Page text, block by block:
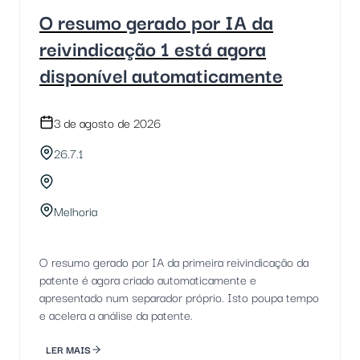
O resumo gerado por IA da
reivindicação 1 está agora
disponível automaticamente
3 de agosto de 2026
26.7.1
Melhoria
O resumo gerado por IA da primeira reivindicação da
patente é agora criado automaticamente e
apresentado num separador próprio. Isto poupa tempo
e acelera a análise da patente.
LER MAIS